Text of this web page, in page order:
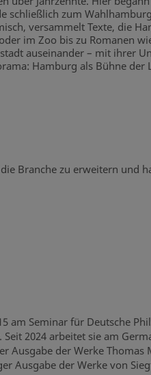
schließlich zum
versammelt Texte, die
im Zoo bis zu Romanen
auseinander – mit ihrer
Hamburg als Bühne der
Branche zu erweitern und
am Seminar für Deutsche
2024 arbeitet sie am
der Werke Thomas
Ausgabe der Werke von